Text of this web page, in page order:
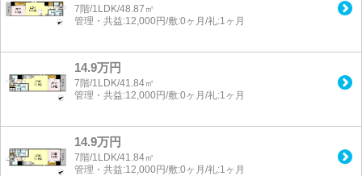
7階/1LDK/48.87㎡
管理・共益:12,000円/敷:0ヶ月/礼:1ヶ月
14.9万円
7階/1LDK/41.84㎡
管理・共益:12,000円/敷:0ヶ月/礼:1ヶ月
14.9万円
7階/1LDK/41.84㎡
管理・共益:12,000円/敷:0ヶ月/礼:1ヶ月